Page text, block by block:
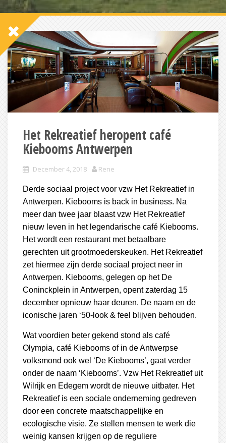
Het Rekreatief heropent café
Kiebooms Antwerpen
December 4, 2018 Rene
Derde sociaal project voor vzw Het Rekreatief in
Antwerpen. Kiebooms is back in business. Na
meer dan twee jaar blaast vzw Het Rekreatief
nieuw leven in het legendarische café Kiebooms.
Het wordt een restaurant met betaalbare
gerechten uit grootmoederskeuken. Het Rekreatief
zet hiermee zijn derde sociaal project neer in
Antwerpen. Kiebooms, gelegen op het De
Coninckplein in Antwerpen, opent zaterdag 15
december opnieuw haar deuren. De naam en de
iconische jaren ‘50-look & feel blijven behouden.
Wat voordien beter gekend stond als café
Olympia, café Kiebooms of in de Antwerpse
volksmond ook wel ‘De Kiebooms’, gaat verder
onder de naam ‘Kiebooms’. Vzw Het Rekreatief uit
Wilrijk en Edegem wordt de nieuwe uitbater. Het
Rekreatief is een sociale onderneming gedreven
door een concrete maatschappelijke en
ecologische visie. Ze stellen mensen te werk die
weinig kansen krijgen op de reguliere